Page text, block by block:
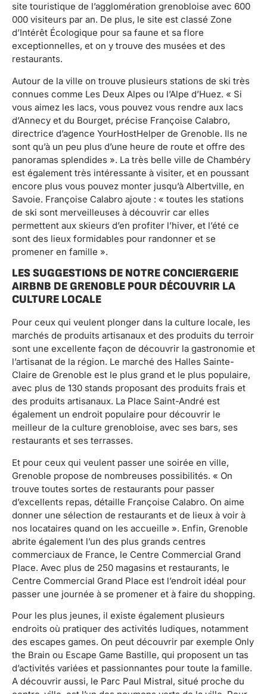
site touristique de l’agglomération grenobloise avec 600
000 visiteurs par an. De plus, le site est classé Zone
d’Intérêt Écologique pour sa faune et sa flore
exceptionnelles, et on y trouve des musées et des
restaurants.
Autour de la ville on trouve plusieurs stations de ski très
connues comme Les Deux Alpes ou l’Alpe d’Huez. « Si
vous aimez les lacs, vous pouvez vous rendre aux lacs
d’Annecy et du Bourget, précise Françoise Calabro,
directrice d’agence YourHostHelper de Grenoble. Ils ne
sont qu’à un peu plus d’une heure de route et offre des
panoramas splendides ». La très belle ville de Chambéry
est également très intéressante à visiter, et en poussant
encore plus vous pouvez monter jusqu’à Albertville, en
Savoie. Françoise Calabro ajoute : « toutes les stations
de ski sont merveilleuses à découvrir car elles
permettent aux skieurs d’en profiter l’hiver, et l’été ce
sont des lieux formidables pour randonner et se
promener en famille ».
LES SUGGESTIONS DE NOTRE CONCIERGERIE
AIRBNB DE GRENOBLE POUR DÉCOUVRIR LA
CULTURE LOCALE
Pour ceux qui veulent plonger dans la culture locale, les
marchés de produits artisanaux et des produits du terroir
sont une excellente façon de découvrir la gastronomie et
l’artisanat de la région. Le marché des Halles Sainte-
Claire de Grenoble est le plus grand et le plus populaire,
avec plus de 130 stands proposant des produits frais et
des produits artisanaux. La Place Saint-André est
également un endroit populaire pour découvrir le
meilleur de la culture grenobloise, avec ses bars, ses
restaurants et ses terrasses.
Et pour ceux qui veulent passer une soirée en ville,
Grenoble propose de nombreuses possibilités. « On
trouve toutes sortes de restaurants pour passer
d’excellents repas, détaille Françoise Calabro. On aime
donner une sélection de restaurants et de lieux à voir à
nos locataires quand on les accueille ». Enfin, Grenoble
abrite également l’un des plus grands centres
commerciaux de France, le Centre Commercial Grand
Place. Avec plus de 250 magasins et restaurants, le
Centre Commercial Grand Place est l’endroit idéal pour
passer une journée à se promener et à faire du shopping.
Pour les plus jeunes, il existe également plusieurs
endroits où pratiquer des activités ludiques, notamment
des escapes games. On peut découvrir par exemple Only
the Brain ou Escape Game Bastille, qui proposent un tas
d’activités variées et passionnantes pour toute la famille.
A découvrir aussi, le Parc Paul Mistral, situé proche du